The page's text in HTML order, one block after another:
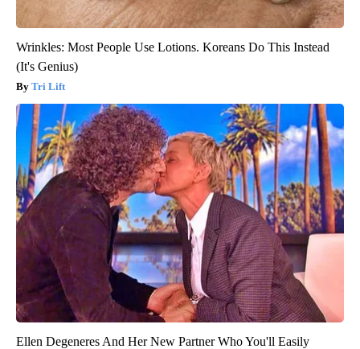
Wrinkles: Most People Use Lotions. Koreans Do This Instead
(It's Genius)
Tri Lift
Ellen Degeneres And Her New Partner Who You'll Easily